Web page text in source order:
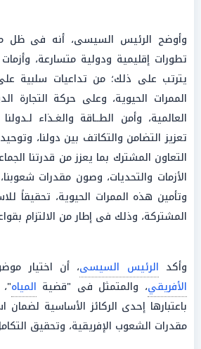
وأوضح الرئيس السيسى، أنه فى ظل
تطورات إقليمية ودولية متسارعة،
يترتب على ذلك؛ من تداعيات سلبية
الممرات الحيوية، وعلى حركة التجارة
العالمية، وأمن الطــاقة والغـذاء
تعزيز التضامن والتكاتف بين دولنا،
التعاون المشترك بما يعزز من قدرتنا
الأزمات والتحديات، وصون مقدرات
وتأمين هذه الممرات الحيوية، تحقيقاً
المشتركة، وذلك فى إطار من الالتزام
وأكد الرئيس السيسى، أن اختيار
الأفريقي، والمتمثل فى "قضية المياه
باعتبارها إحدى الركائز الأساسية لضمان
مقدرات الشعوب الإفريقية، وتحقيق